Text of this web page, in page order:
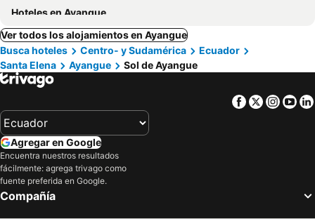
Hoteles en Ayangue
Ver todos los alojamientos en Ayangue
Busca hoteles
Centro- y Sudamérica
Ecuador
Santa Elena
Ayangue Sol de Ayangue
Facebook
Twitter
Agregar en Google
Encuentra nuestros resultados
fácilmente: agrega trivago como
fuente preferida en Google.
Compañía